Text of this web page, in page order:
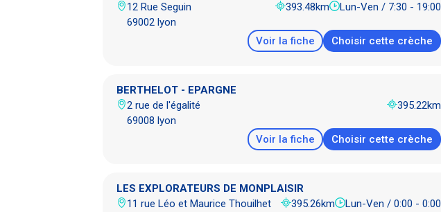
12 Rue Seguin
69002 lyon
393.48km Lun-Ven / 7:30 - 19:00
Voir la fiche Choisir cette crèche
BERTHELOT - EPARGNE
2 rue de l'égalité
69008 lyon
395.22km
Voir la fiche Choisir cette crèche
LES EXPLORATEURS DE MONPLAISIR
11 rue Léo et Maurice Thouilhet
395.26km Lun-Ven / 0:00 - 0:00